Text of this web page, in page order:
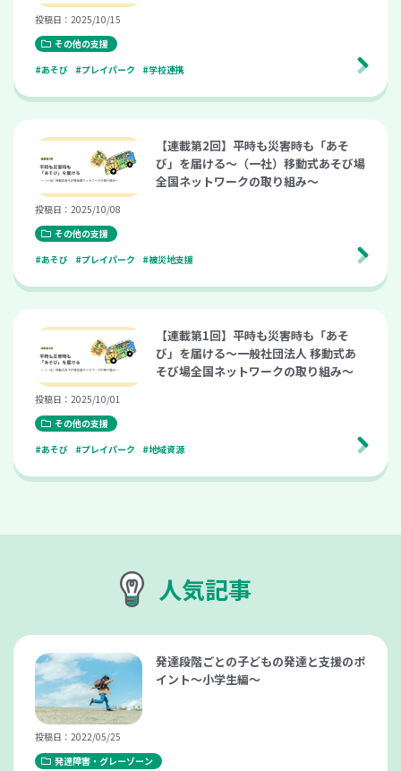
投稿日：2025/10/15
その他の支援
#あそび
#プレイパーク #学校連携
【連載第2回】平時も災害時も「あそ
び」を届ける〜（一社）移動式あそび場
全国ネットワークの取り組み〜
投稿日：2025/10/08
その他の支援
#あそび
#プレイパーク #被災地支援
【連載第1回】平時も災害時も「あそ
び」を届ける〜一般社団法人 移動式あ
そび場全国ネットワークの取り組み〜
投稿日：2025/10/01
その他の支援
#あそび
#プレイパーク #地域資源
人気記事
発達段階ごとの子どもの発達と支援のポ
イント～小学生編～
投稿日：2022/05/25
発達障害・グレーゾーン